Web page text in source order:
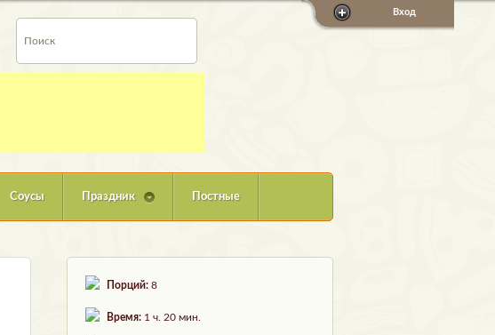
Вход
Соусы Праздник Постные
Порций: 8
Время: 1 ч. 20 мин.